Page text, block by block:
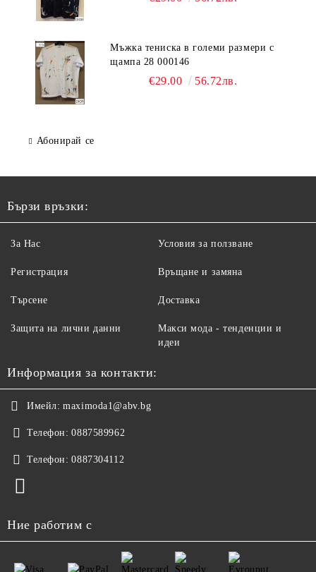
Мъжка тениска в големи размери с
щампа 28 000146
€29.00 56.72лв.
Абонирай се
Бързи връзки:
За Нас
Регистрация
Търсене
Защита на лични данни
Условия за ползване
Връщане и замяна
Доставка
Макси мода - тенденции и
идеи
Информация за контакти:
Имейл: maximoda1@abv.bg
Телефон: 0887589962
Телефон: 0887304112
Ние работим с